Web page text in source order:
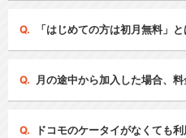
「はじめての方は初月無料」
月の途中から加入した場合、
ドコモのケータイがなくても